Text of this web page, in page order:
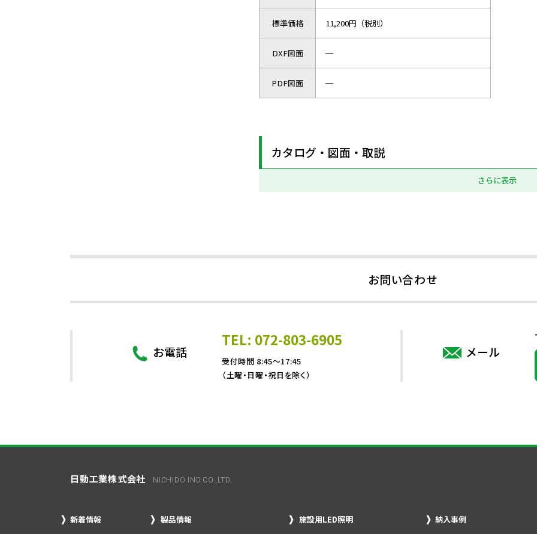
標準価格 11,200円（税別）
DXF図面 ─
PDF図面 ─
カタログ・図面・取説
さらに表示
お問い合わせ
お電話
TEL: 072-803-6905
受付時間 8:45～17:45
（土曜・日曜・祝日を除く）
メール
日動工業株式会社 NICHIDO IND.CO.,LTD.
新着情報 製品情報 施設用LED照明 納入事例